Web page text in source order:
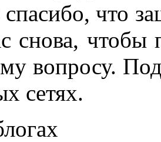
что
снова, чтобы
вопросу.
сетях.